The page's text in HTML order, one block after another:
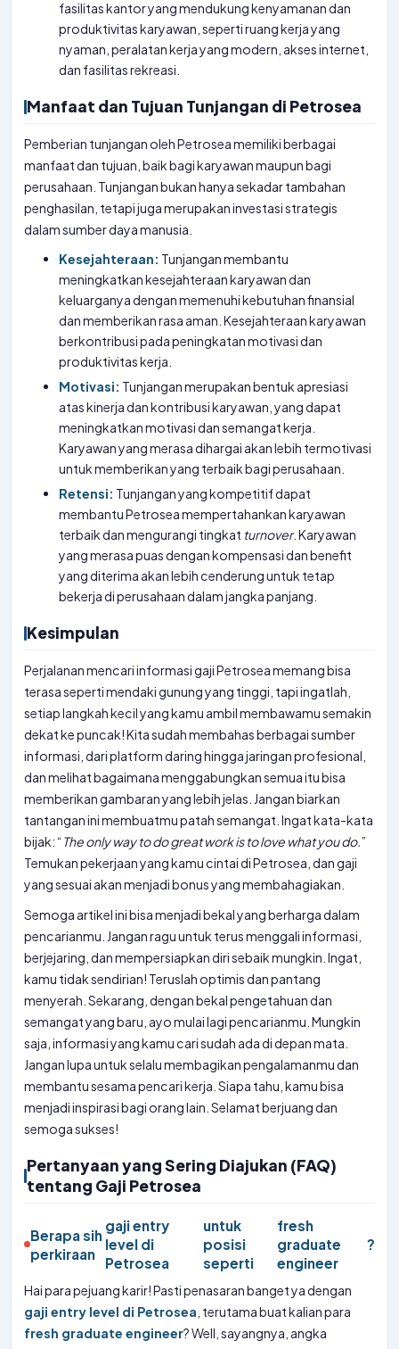
fasilitas kantor yang mendukung kenyamanan dan
produktivitas karyawan, seperti ruang kerja yang
nyaman, peralatan kerja yang modern, akses internet,
dan fasilitas rekreasi.
Manfaat dan Tujuan Tunjangan di Petrosea
Pemberian tunjangan oleh Petrosea memiliki berbagai
manfaat dan tujuan, baik bagi karyawan maupun bagi
perusahaan. Tunjangan bukan hanya sekadar tambahan
penghasilan, tetapi juga merupakan investasi strategis
dalam sumber daya manusia.
Kesejahteraan: Tunjangan membantu
meningkatkan kesejahteraan karyawan dan
keluarganya dengan memenuhi kebutuhan finansial
dan memberikan rasa aman. Kesejahteraan karyawan
berkontribusi pada peningkatan motivasi dan
produktivitas kerja.
Motivasi: Tunjangan merupakan bentuk apresiasi
atas kinerja dan kontribusi karyawan, yang dapat
meningkatkan motivasi dan semangat kerja.
Karyawan yang merasa dihargai akan lebih termotivasi
untuk memberikan yang terbaik bagi perusahaan.
Retensi: Tunjangan yang kompetitif dapat
membantu Petrosea mempertahankan karyawan
terbaik dan mengurangi tingkat turnover. Karyawan
yang merasa puas dengan kompensasi dan benefit
yang diterima akan lebih cenderung untuk tetap
bekerja di perusahaan dalam jangka panjang.
Kesimpulan
Perjalanan mencari informasi gaji Petrosea memang bisa
terasa seperti mendaki gunung yang tinggi, tapi ingatlah,
setiap langkah kecil yang kamu ambil membawamu semakin
dekat ke puncak! Kita sudah membahas berbagai sumber
informasi, dari platform daring hingga jaringan profesional,
dan melihat bagaimana menggabungkan semua itu bisa
memberikan gambaran yang lebih jelas. Jangan biarkan
tantangan ini membuatmu patah semangat. Ingat kata-kata
bijak: “The only way to do great work is to love what you do.”
Temukan pekerjaan yang kamu cintai di Petrosea, dan gaji
yang sesuai akan menjadi bonus yang membahagiakan.
Semoga artikel ini bisa menjadi bekal yang berharga dalam
pencarianmu. Jangan ragu untuk terus menggali informasi,
berjejaring, dan mempersiapkan diri sebaik mungkin. Ingat,
kamu tidak sendirian! Teruslah optimis dan pantang
menyerah. Sekarang, dengan bekal pengetahuan dan
semangat yang baru, ayo mulai lagi pencarianmu. Mungkin
saja, informasi yang kamu cari sudah ada di depan mata.
Jangan lupa untuk selalu membagikan pengalamanmu dan
membantu sesama pencari kerja. Siapa tahu, kamu bisa
menjadi inspirasi bagi orang lain. Selamat berjuang dan
semoga sukses!
Pertanyaan yang Sering Diajukan (FAQ)
tentang Gaji Petrosea
Berapa sih
perkiraan
gaji entry
level di
Petrosea
untuk
posisi
seperti
fresh
graduate
engineer
?
Hai para pejuang karir! Pasti penasaran banget ya dengan
gaji entry level di Petrosea , terutama buat kalian para
fresh graduate engineer? Well, sayangnya, angka